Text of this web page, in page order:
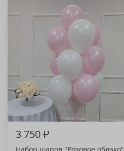
3 750₽